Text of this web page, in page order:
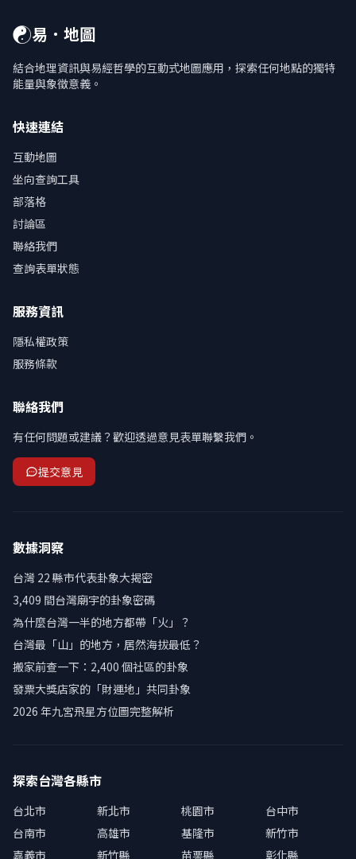
☯易．地圖
結合地理資訊與易經哲學的互動式地圖應用，探索任何地點的獨特
能量與象徵意義。
快速連結
互動地圖
坐向查詢工具
部落格
討論區
聯絡我們
查詢表單狀態
服務資訊
隱私權政策
服務條款
聯絡我們
有任何問題或建議？歡迎透過意見表單聯繫我們。
提交意見
數據洞察
台灣 22 縣市代表卦象大揭密
3,409 間台灣廟宇的卦象密碼
為什麼台灣一半的地方都帶「火」？
台灣最「山」的地方，居然海拔最低？
搬家前查一下：2,400 個社區的卦象
發票大獎店家的「財運地」共同卦象
2026 年九宮飛星方位圖完整解析
探索台灣各縣市
台北市 新北市 桃園市
台中市
台南市
高雄市 基隆市
新竹市
嘉義市
新竹縣 苗栗縣 彰化縣